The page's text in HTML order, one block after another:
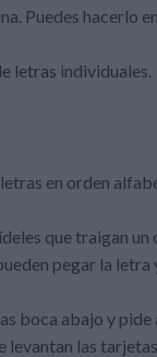
Puedes hacerlo
letras individuales.
en orden
que traigan
pegar la
boca abajo y pide
levantan las